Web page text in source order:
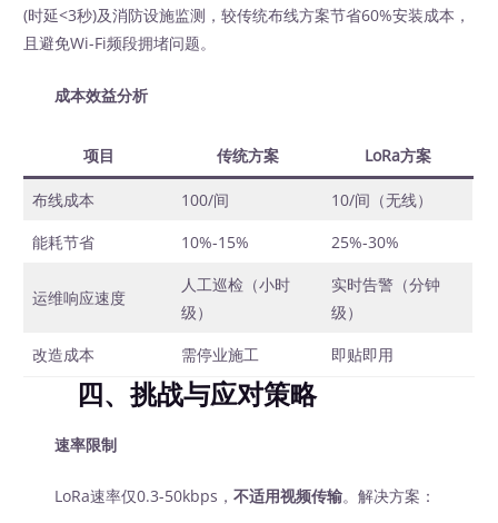
(时延<3秒)及消防设施监测，较传统布线方案节省60%安装成本，
且避免Wi-Fi频段拥堵问题。
成本效益分析
项目 传统方案 LoRa方案
布线成本 100/间
10/间（无线）
能耗节省
10%-15% 25%-30%
运维响应速度
人工巡检（小时
级）
实时告警（分钟
级）
改造成本
需停业施工 即贴即用
四、挑战与应对策略
速率限制
LoRa速率仅0.3-50kbps，不适用视频传输。解决方案：